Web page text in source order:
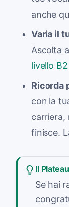
anche
Varia il
Ascolta
livello B2
Ricorda
con la
carriera,
finisce.
Il
Se hai